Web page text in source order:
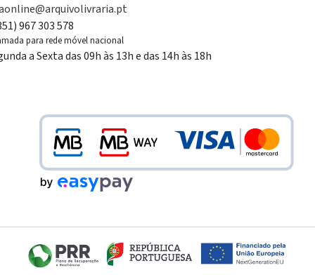
967 303 578
para rede móvel nacional
a Sexta das 09h às 13h e das 14h às 18h